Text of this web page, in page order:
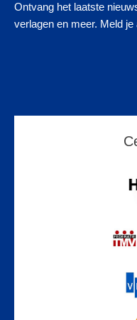
Ontvang het laatste
verlagen en meer. Meld je